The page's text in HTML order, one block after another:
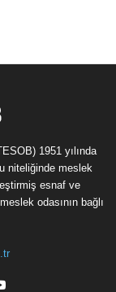
1951 yılında
niteliğinde meslek
esnaf ve
odasının bağlı